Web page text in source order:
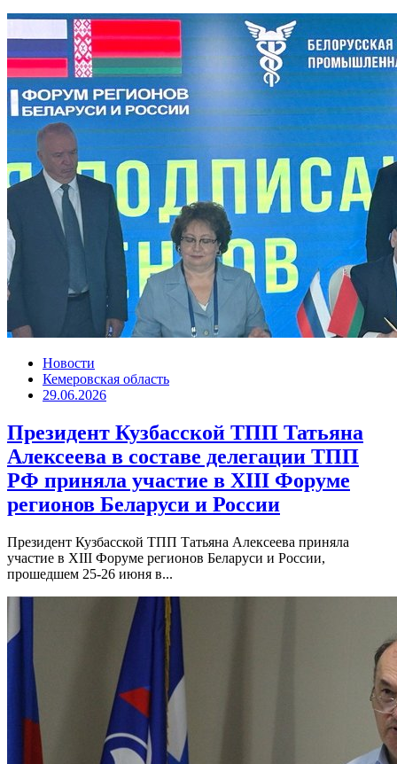
Новости
Кемеровская область
29.06.2026
Президент Кузбасской ТПП Татьяна
Алексеева в составе делегации ТПП
РФ приняла участие в XIII Форуме
регионов Беларуси и России
Президент Кузбасской ТПП Татьяна Алексеева приняла
участие в XIII Форуме регионов Беларуси и России,
прошедшем 25-26 июня в...